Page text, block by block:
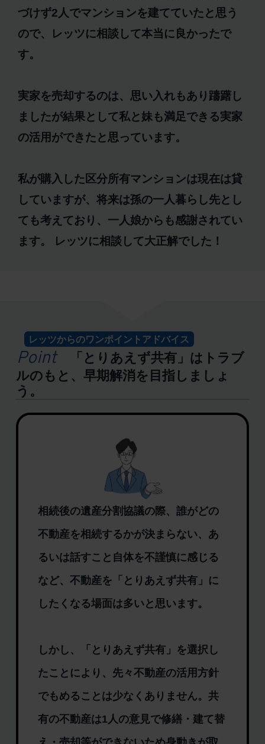
づけず2人でマンションを建てていたと思う
ので、レッツに相談して本当に良かったで
す。
実家を売却するのは、思い入れもあり躊躇し
ましたが結果として私と妹も満足できる実家
の活用ができたと思っています。
私が購入した区分所有マンションは現在は貸
していますが、将来は孫の一人暮らし先とし
ても考えており、一人娘からも感謝されてい
ます。 レッツに相談して大正解でした！
レッツからのワンポイントアドバイス
Point
「とりあえず共有」はトラブ
ルのもと、早期解消を目指しましょ
う。
相続後の遺産分割協議の際、誰がどの
不動産を相続するかが決まらない、あ
るいは話すこと自体を不謹慎に感じる
など、不動産を「とりあえず共有」に
したくなる場面は多いと思います。
しかし、「とりあえず共有」を選択し
たことにより、先々不動産の活用方針
でもめることは少なくありません。共
有の不動産は1人の意見で修繕・建て替